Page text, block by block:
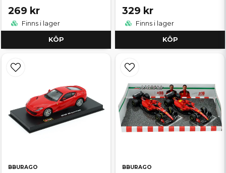
269 kr
Finns i lager
KÖP
329 kr
Finns i lager
KÖP
BBURAGO BBURAGO